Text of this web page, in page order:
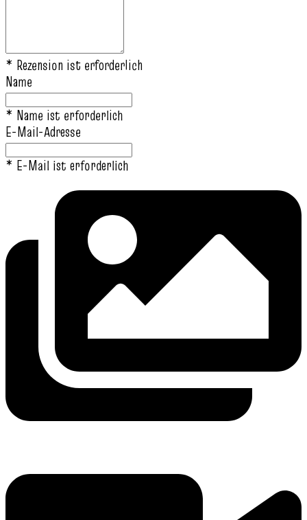
* Rezension ist erforderlich
Name
* Name ist erforderlich
E-Mail-Adresse
* E-Mail ist erforderlich